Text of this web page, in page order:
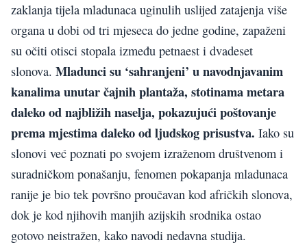
zaklanja tijela mladunaca uginulih uslijed zatajenja više
organa u dobi od tri mjeseca do jedne godine, zapaženi
su očiti otisci stopala između petnaest i dvadeset
slonova. Mladunci su ‘sahranjeni’ u navodnjavanim
kanalima unutar čajnih plantaža, stotinama metara
daleko od najbližih naselja, pokazujući poštovanje
prema mjestima daleko od ljudskog prisustva. Iako su
slonovi već poznati po svojem izraženom društvenom i
suradničkom ponašanju, fenomen pokapanja mladunaca
ranije je bio tek površno proučavan kod afričkih slonova,
dok je kod njihovih manjih azijskih srodnika ostao
gotovo neistražen, kako navodi nedavna studija.